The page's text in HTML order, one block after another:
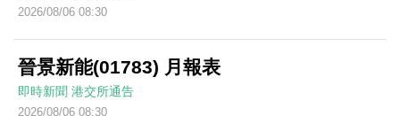
2026/08/06 08:30
晉景新能(01783) 月報表
即時新聞 港交所通告
2026/08/06 08:30